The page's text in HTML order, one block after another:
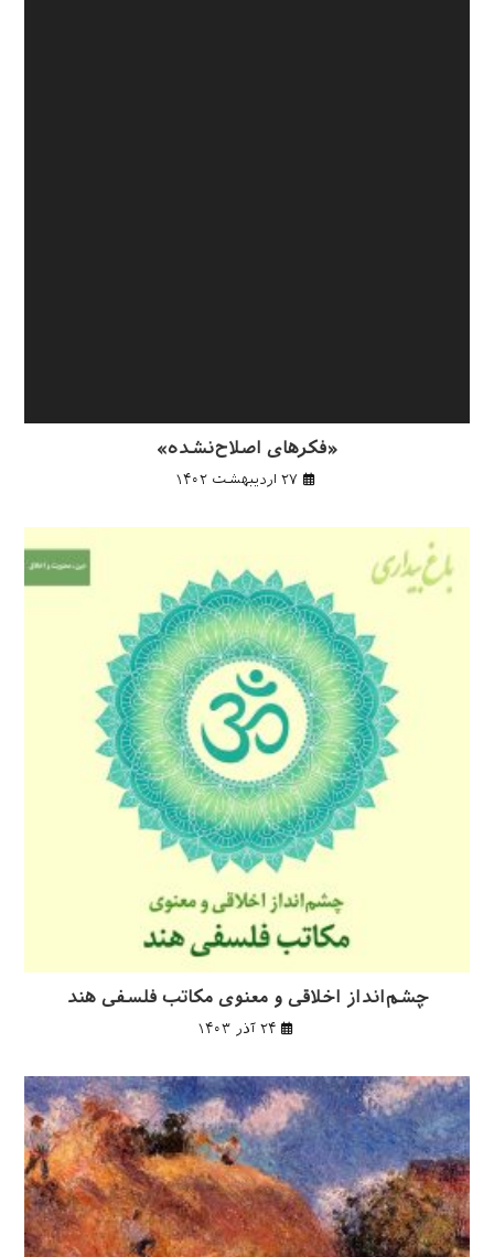
«فکرهای اصلاح‌نشده»
۲۷ اردیبهشت ۱۴۰۲
چشم‌انداز اخلاقی و معنوی مکاتب فلسفی هند
۲۴ آذر ۱۴۰۳